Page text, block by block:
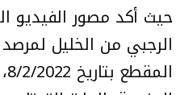
حيث أكد مصور الفيديو
الرجبي من الخليل